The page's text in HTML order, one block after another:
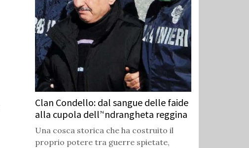
Clan Condello: dal sangue delle faide
alla cupola dell’‘ndrangheta reggina
Una cosca storica che ha costruito il
proprio potere tra guerre spietate,